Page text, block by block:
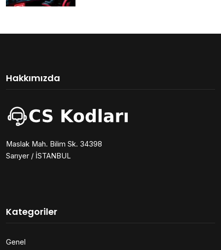
Hakkımızda
Maslak Mah. Bilim Sk. 34398
Sarıyer / İSTANBUL
Kategoriler
Genel